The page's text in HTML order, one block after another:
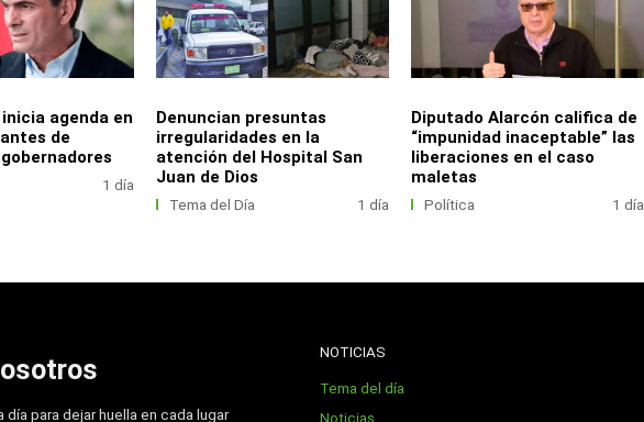
agenda en
de
1 día
Denuncian presuntas
irregularidades en la
atención del Hospital San
Juan de Dios
Tema del Día 1 día
Diputado Alarcón califica de
“impunidad inaceptable” las
liberaciones en el caso
maletas
Política 1 día
día para dejar huella en cada lugar
NOTICIAS
Tema del día
Noticias